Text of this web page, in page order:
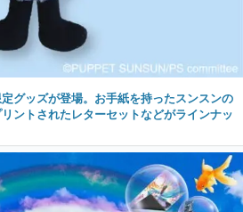
グッズが登場。お手紙を持ったスンスンの
ントされたレターセットなどがラインナッ